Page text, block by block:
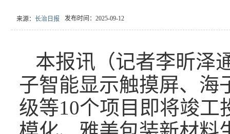
来源： 长治日报 发布时间：2025-09-12
本报讯（记者李昕泽
子智能显示触摸屏、海
级等10个项目即将竣工